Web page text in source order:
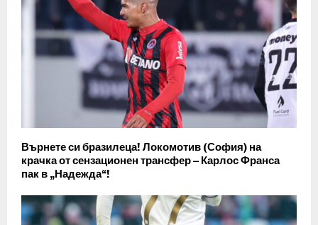
Върнете си бразилеца! Локомотив (София) на
крачка от сензационен трансфер – Карлос Франса
пак в „Надежда“!